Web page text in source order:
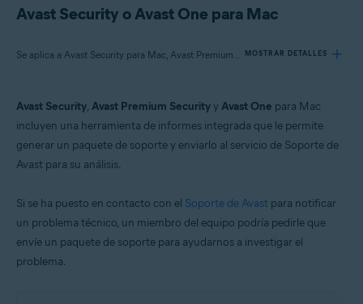
Avast Security o Avast One para Mac
Se aplica a Avast Security para Mac, Avast Premium Security para Mac, Avast One para Mac MOSTRAR DETALLES
Avast Premium Security 15.x para Mac
Avast One 22.x para Mac
Sistemas operativos:
Apple macOS 12.x (Monterey)
Apple macOS 11.x (Big Sur)
Apple macOS 10.14.x (Mojave)
Avast Security, Avast Premium Securityy Avast One para Mac
incluyen una herramienta de informes integrada que le permite
generar un paquete de soporte y enviarlo al servicio de Soporte de
Avast para su análisis.
Si se ha puesto en contacto con el Soporte de Avast para notificar
un problema técnico, un miembro del equipo podría pedirle que
envíe un paquete de soporte para ayudarnos a investigar el
problema.